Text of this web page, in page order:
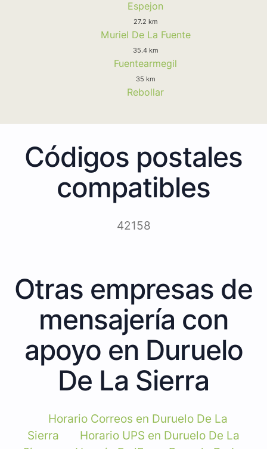
Espejon
27.2 km
Muriel De La Fuente
35.4 km
Fuentearmegil
35 km
Rebollar
Códigos postales
compatibles
42158
Otras empresas de
mensajería con
apoyo en Duruelo
De La Sierra
Horario Correos en Duruelo De La
Sierra
Horario UPS en Duruelo De La